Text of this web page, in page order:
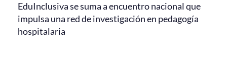
EduInclusiva se suma a encuentro nacional que
impulsa una red de investigación en pedagogía
hospitalaria